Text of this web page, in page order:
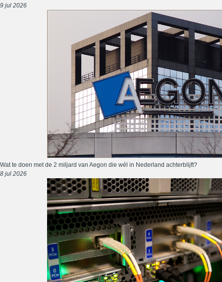
9 jul 2026
Wat te doen met de 2 miljard van Aegon die wél in Nederland achterblijft?
8 jul 2026